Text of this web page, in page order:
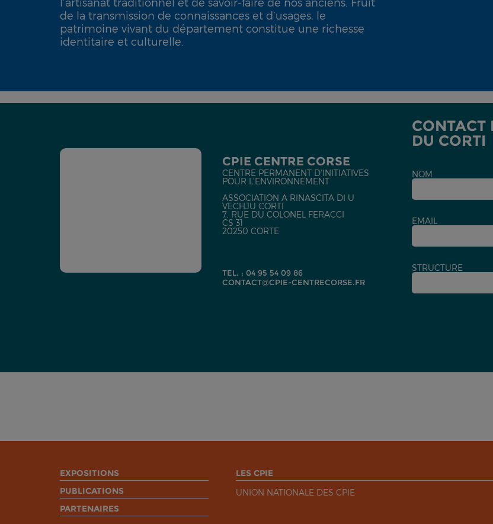
de la transmission de connaissances et d’usages, le
patrimoine vivant du département constitue une richesse
identitaire et culturelle.
CPIE CENTRE CORSE
CENTRE PERMANENT D'INITIATIVES
POUR L'ENVIRONNEMENT
ASSOCIATION A RINASCITA DI U
VECHJU CORTI
7, RUE DU COLONEL FERACCI
CS 31
20250 CORTE
TEL. : 04 95 54 09 86
CONTACT@CPIE-CENTRECORSE.FR
CONTACT
DU CORTI
NOM
EMAIL
STRUCTURE
EXPOSITIONS
PUBLICATIONS
PARTENAIRES
LES CPIE
UNION NATIONALE DES CPIE